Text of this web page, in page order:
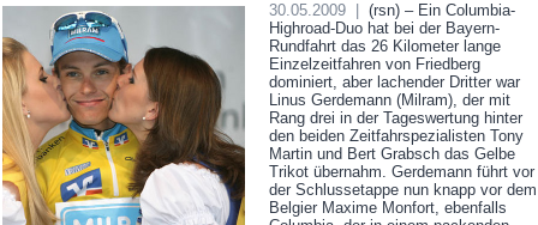
30.05.2009 |
(rsn) – Ein Columbia-
Highroad-Duo hat bei der Bayern-
Rundfahrt das 26 Kilometer lange
Einzelzeitfahren von Friedberg
dominiert, aber lachender Dritter war
Linus Gerdemann (Milram), der mit
Rang drei in der Tageswertung hinter
den beiden Zeitfahrspezialisten Tony
Martin und Bert Grabsch das Gelbe
Trikot übernahm. Gerdemann führt vor
der Schlussetappe nun knapp vor dem
Belgier Maxime Monfort, ebenfalls